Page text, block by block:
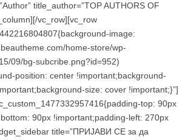
title_author=”TOP AUTHORS OF
vc_row][vc_row
image:
home-store/wp-
09/bg-subcribe.png?id=952)
position: center !important;background-
size: cover !important;}”]
top: 90px
90px !important;padding-left: 270px
title=”ПРИЈАВИ СЕ за да